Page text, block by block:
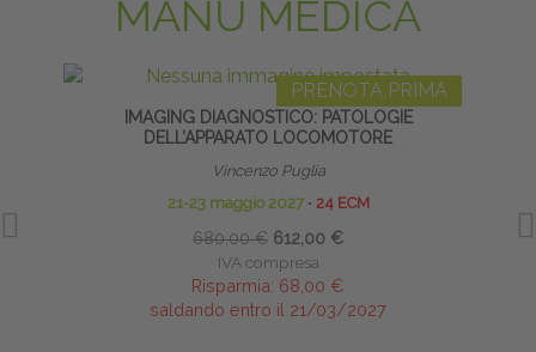
MANU MEDICA
PRENOTA PRIMA
IMAGING DIAGNOSTICO: PATOLOGIE
DELL’APPARATO LOCOMOTORE
Vincenzo Puglia
21-23 maggio 2027 ∙ 24 ECM
680,00 € 612,00 €
IVA compresa
Risparmia: 68,00 €
saldando entro il 21/03/2027